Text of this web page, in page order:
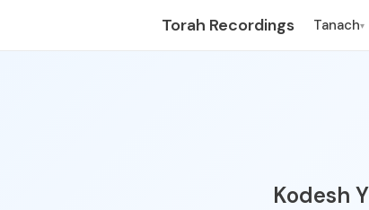
Torah Recordings Tanach▾
Kodesh